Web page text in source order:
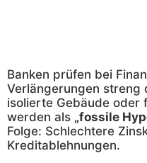
Banken prüfen bei
Verlängerungen streng
isolierte Gebäude oder
werden als „fossile
Folge: Schlechtere
Kreditablehnungen.